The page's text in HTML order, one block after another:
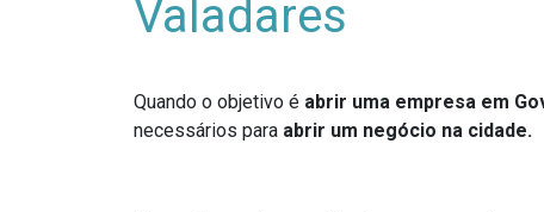
Valadares
Quando o objetivo é abrir uma empresa em
necessários para abrir um negócio na cidade.